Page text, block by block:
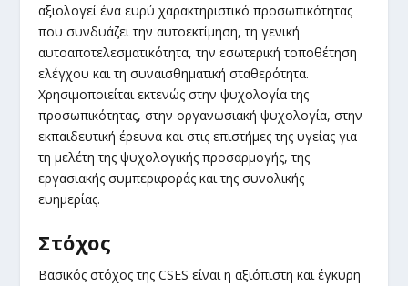
αξιολογεί ένα ευρύ χαρακτηριστικό προσωπικότητας
που συνδυάζει την αυτοεκτίμηση, τη γενική
αυτοαποτελεσματικότητα, την εσωτερική τοποθέτηση
ελέγχου και τη συναισθηματική σταθερότητα.
Χρησιμοποιείται εκτενώς στην ψυχολογία της
προσωπικότητας, στην οργανωσιακή ψυχολογία, στην
εκπαιδευτική έρευνα και στις επιστήμες της υγείας για
τη μελέτη της ψυχολογικής προσαρμογής, της
εργασιακής συμπεριφοράς και της συνολικής
ευημερίας.
Στόχος
Βασικός στόχος της CSES είναι η αξιόπιστη και έγκυρη